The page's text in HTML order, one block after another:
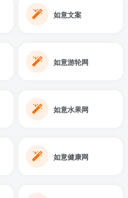
如意文案
如意游轮网
如意水果网
如意健康网